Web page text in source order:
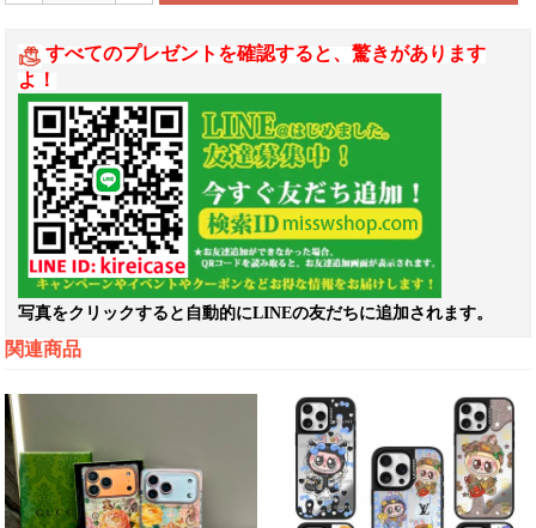
すべてのプレゼントを確認すると、驚きがあります
よ！
写真をクリックすると自動的にLINEの友だちに追加されます。
関連商品